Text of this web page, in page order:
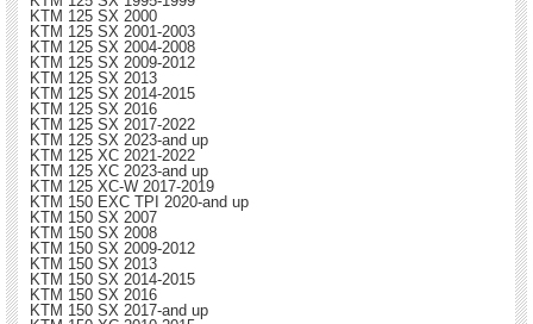
KTM 125 SX 2000
KTM 125 SX 2001-2003
KTM 125 SX 2004-2008
KTM 125 SX 2009-2012
KTM 125 SX 2013
KTM 125 SX 2014-2015
KTM 125 SX 2016
KTM 125 SX 2017-2022
KTM 125 SX 2023-and up
KTM 125 XC 2021-2022
KTM 125 XC 2023-and up
KTM 125 XC-W 2017-2019
KTM 150 EXC TPI 2020-and up
KTM 150 SX 2007
KTM 150 SX 2008
KTM 150 SX 2009-2012
KTM 150 SX 2013
KTM 150 SX 2014-2015
KTM 150 SX 2016
KTM 150 SX 2017-and up